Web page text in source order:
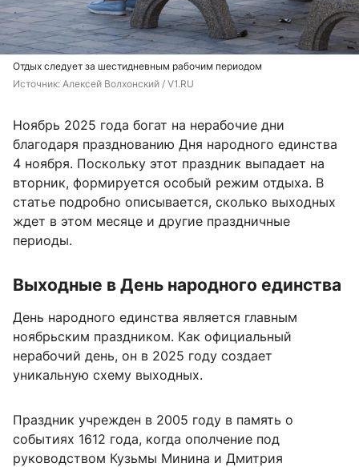
Отдых следует за шестидневным рабочим периодом
Источник: Алексей Волхонский / V1.RU
Ноябрь 2025 года богат на нерабочие дни
благодаря празднованию Дня народного единства
4 ноября. Поскольку этот праздник выпадает на
вторник, формируется особый режим отдыха. В
статье подробно описывается, сколько выходных
ждет в этом месяце и другие праздничные
периоды.
Выходные в День народного единства
День народного единства является главным
ноябрьским праздником. Как официальный
нерабочий день, он в 2025 году создает
уникальную схему выходных.
Праздник учрежден в 2005 году в память о
событиях 1612 года, когда ополчение под
руководством Кузьмы Минина и Дмитрия